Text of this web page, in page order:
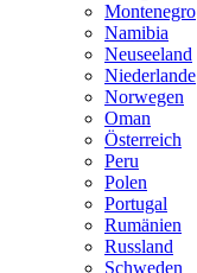
Montenegro
Namibia
Neuseeland
Niederlande
Norwegen
Oman
Österreich
Peru
Polen
Portugal
Rumänien
Russland
Schweden